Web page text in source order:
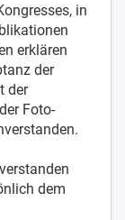
in
erklären
der
der
Foto-
dem